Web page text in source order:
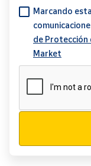
Marcando
de Protección
Market